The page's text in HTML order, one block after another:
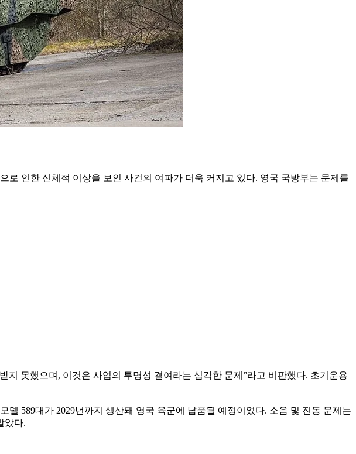
로 인한 신체적 이상을 보인 사건의 여파가 더욱 커지고 있다. 영국 국방부는 문제를
못했으며, 이것은 사업의 투명성 결여라는 심각한 문제”라고 비판했다. 초기운용
589대가 2029년까지 생산돼 영국 육군에 납품될 예정이었다. 소음 및 진동 문제는
았다.